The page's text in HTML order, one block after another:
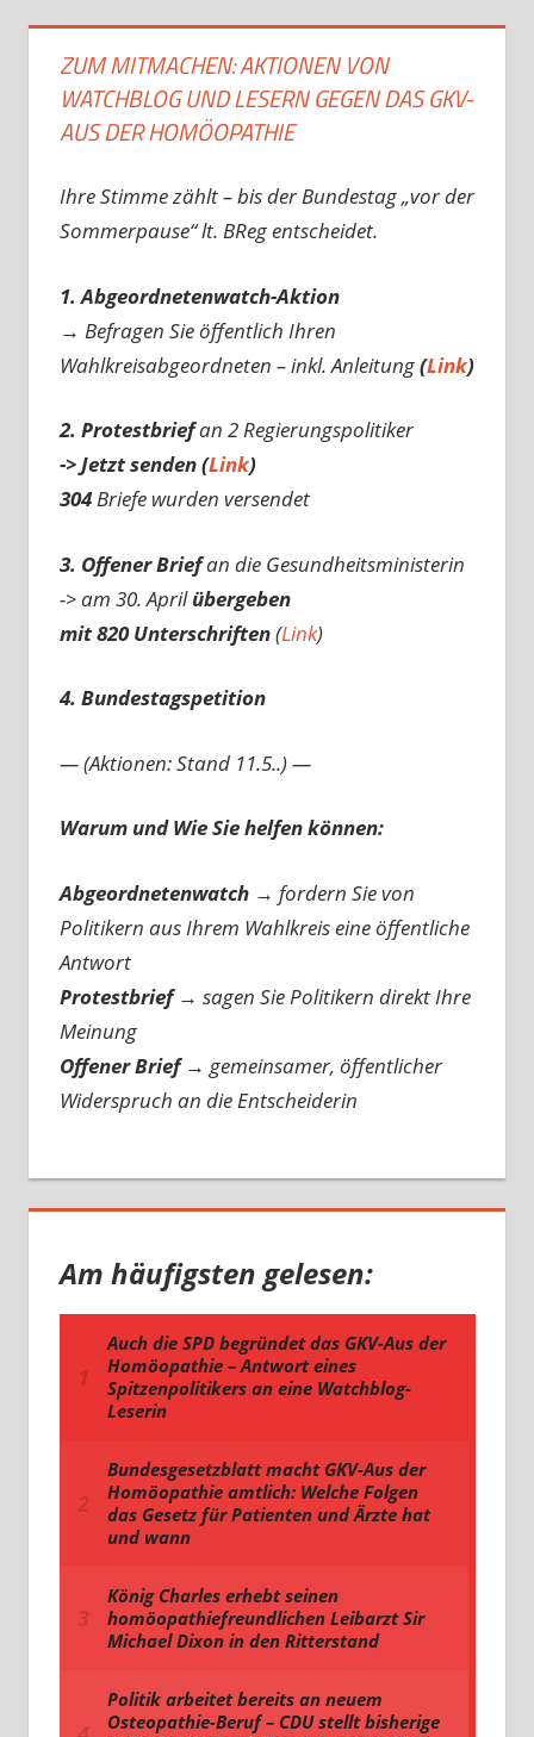
ZUM MITMACHEN: AKTIONEN VON
WATCHBLOG UND LESERN GEGEN DAS GKV-
AUS DER HOMÖOPATHIE
Ihre Stimme zählt – bis der Bundestag „vor der
Sommerpause“ lt. BReg entscheidet.
1. Abgeordnetenwatch-Aktion
→ Befragen Sie öffentlich Ihren
Wahlkreisabgeordneten – inkl. Anleitung(Link)
2. Protestbriefan 2 Regierungspolitiker
-> Jetzt senden (Link)
304Briefe wurden versendet
3. Offener Briefan die Gesundheitsministerin
-> am 30. Aprilübergeben
mit 820 Unterschriften(Link)
4. Bundestagspetition
— (Aktionen: Stand 11.5..) —
Warum und Wie Sie helfen können:
Abgeordnetenwatch → fordern Sie von
Politikern aus Ihrem Wahlkreis eine öffentliche
Antwort
Protestbrief → sagen Sie Politikern direkt Ihre
Meinung
Offener Brief → gemeinsamer, öffentlicher
Widerspruch an die Entscheiderin
Am häufigsten gelesen: